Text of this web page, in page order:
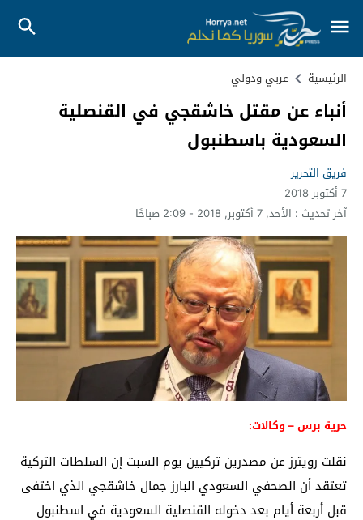
الرئيسية عربي ودولي
أنباء عن مقتل خاشقجي في القنصلية
السعودية باسطنبول
فريق التحرير
7 أكتوبر 2018
آخر تحديث : الأحد, 7 أكتوبر, 2018 - 2:09 صباحًا
حرية برس – وكالات:
نقلت رويترز عن مصدرين تركيين يوم السبت إن السلطات التركية
تعتقد أن الصحفي السعودي البارز جمال خاشقجي الذي اختفى
قبل أربعة أيام بعد دخوله القنصلية السعودية في اسطنبول